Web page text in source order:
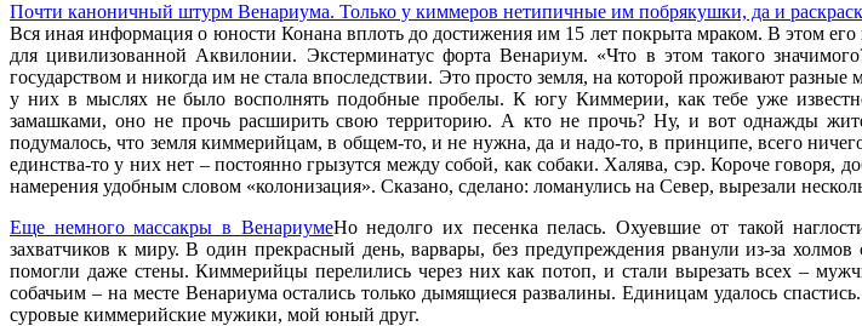
Почти каноничный штурм Венариума. Только у киммеров нетипичные им побрякушки, да и
Вся иная информация о юности Конана вплоть до достижения им 15 лет покрыта мраком. В этом
для цивилизованной Аквилонии. Экстерминатус форта Венариум. «Что в этом такого
государством и никогда им не стала впоследствии. Это просто земля, на которой проживают
у них в мыслях не было восполнять подобные пробелы. К югу Киммерии, как тебе уже
замашками, оно не прочь расширить свою территорию. А кто не прочь? Ну, и вот однажды
подумалось, что земля киммерийцам, в общем-то, и не нужна, да и надо-то, в принципе, всего
единства-то у них нет – постоянно грызутся между собой, как собаки. Халява, сэр. Короче говоря,
намерения удобным словом «колонизация». Сказано, сделано: ломанулись на Север, вырезали
Еще немного массакры в ВенариумеНо недолго их песенка пелась. Охуевшие от такой
захватчиков к миру. В один прекрасный день, варвары, без предупреждения рванули из-за
помогли даже стены. Киммерийцы перелились через них как потоп, и стали вырезать всех –
собачьим – на месте Венариума остались только дымящиеся развалины. Единицам удалось
суровые киммерийские мужики, мой юный друг.